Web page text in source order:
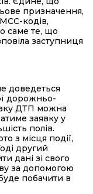
призначення,
кодів,
саме те, що
заступниця
доведеться
дорожньо-
ДТП можна
заявку у
полів.
з місця події,
другий
дані зі свого
за допомогою
побачити в